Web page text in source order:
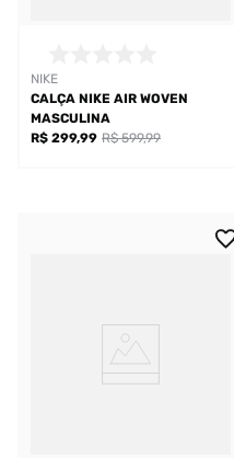
NIKE
CALÇA NIKE AIR WOVEN
MASCULINA
R$ 299,99 R$ 599,99